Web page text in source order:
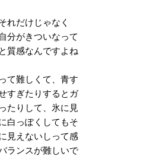
れだけじゃなく
分がきついなって
質感なんですよね
て難しくて、青す
すぎたりするとガ
たりして、氷に見
白っぽくしてもそ
見えないしって感
ランスが難しいで